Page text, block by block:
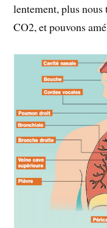
lentement, plus
CO2, et pouvons